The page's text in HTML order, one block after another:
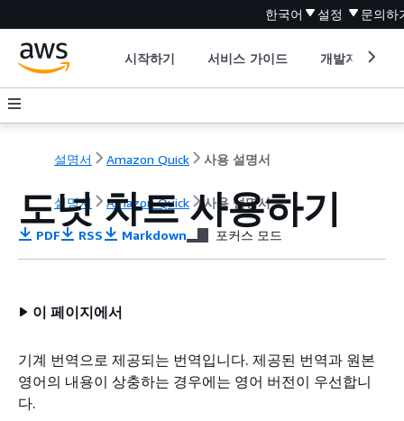
한국어 설정 문의하
시작하기 서비스 가이드 개발자 도구
설명서 Amazon Quick 사용 설명서
설명서 Amazon Quick 사용 설명서
도넛 차트 사용하기
PDF RSS Markdown 포커스 모드
이 페이지에서
기계 번역으로 제공되는 번역입니다. 제공된 번역과 원본
영어의 내용이 상충하는 경우에는 영어 버전이 우선합니
다.